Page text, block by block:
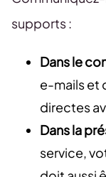
supports :
Dans le
e-mails et
directes
Dans la
service,